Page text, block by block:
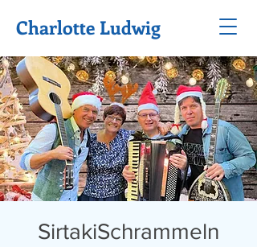
Charlotte Ludwig
SirtakiSchrammeln